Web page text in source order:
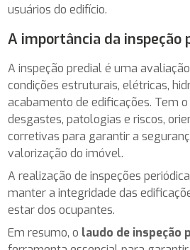
usuários do edifício.
A importância da inspeção
A inspeção predial é uma
condições estruturais, elétricas,
acabamento de edificações. Tem
desgastes, patologias e riscos,
corretivas para garantir a
valorização do imóvel.
A realização de inspeções
manter a integridade das
estar dos ocupantes.
Em resumo, o laudo de inspeção